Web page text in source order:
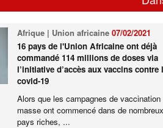
Afrique | Union africaine07/02/2021
16 pays de l'Union Africaine ont déjà
commandé 114 millions de doses via
l’initiative d’accès aux vaccins contre
covid-19
Alors que les campagnes de vaccination
masse ont commencé dans de
pays riches, ...